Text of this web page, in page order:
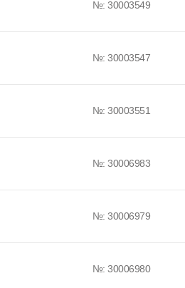
№: 30003549
№: 30003547
№: 30003551
№: 30006983
№: 30006979
№: 30006980